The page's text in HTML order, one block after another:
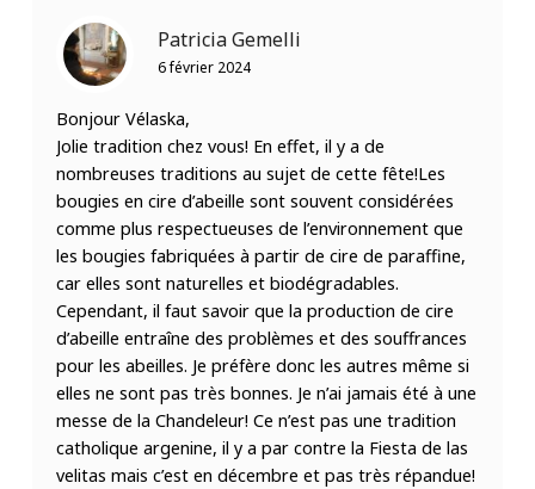
Patricia Gemelli
6 février 2024
Bonjour Vélaska,
Jolie tradition chez vous! En effet, il y a de
nombreuses traditions au sujet de cette fête!Les
bougies en cire d’abeille sont souvent considérées
comme plus respectueuses de l’environnement que
les bougies fabriquées à partir de cire de paraffine,
car elles sont naturelles et biodégradables.
Cependant, il faut savoir que la production de cire
d’abeille entraîne des problèmes et des souffrances
pour les abeilles. Je préfère donc les autres même si
elles ne sont pas très bonnes. Je n’ai jamais été à une
messe de la Chandeleur! Ce n’est pas une tradition
catholique argenine, il y a par contre la Fiesta de las
velitas mais c’est en décembre et pas très répandue!